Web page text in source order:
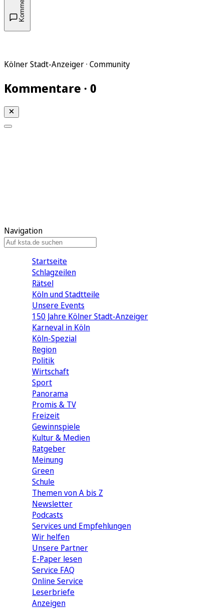
Kölner Stadt-Anzeiger · Community
Kommentare · 0
Navigation
Startseite
Schlagzeilen
Rätsel
Köln und Stadtteile
Unsere Events
150 Jahre Kölner Stadt-Anzeiger
Karneval in Köln
Köln-Spezial
Region
Politik
Wirtschaft
Sport
Panorama
Promis & TV
Freizeit
Gewinnspiele
Kultur & Medien
Ratgeber
Meinung
Green
Schule
Themen von A bis Z
Newsletter
Podcasts
Services und Empfehlungen
Wir helfen
Unsere Partner
E-Paper lesen
Service FAQ
Online Service
Leserbriefe
Anzeigen